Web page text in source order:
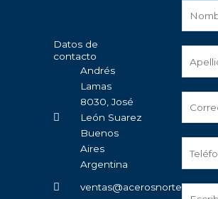
Datos de
contacto
Andrés
Lamas
8030, José
León Suarez
Buenos
Aires
Argentina
ventas@acerosnorte.com.ar